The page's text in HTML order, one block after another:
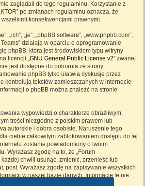
zaglądali do tego regulaminu. Korzystanie z
po zmianach regulaminu oznacza, że
konsekwencjami prawnymi.
„ich”, „je”, „phpBB software”, „www.phpbb.com”,
działają w oparciu o oprogramowanie
phpBB, która jest środowiskiem typu witryny
licencji „GNU General Public License v2” zwanej
jest dostępne do pobrania ze strony
phpBB tylko ułatwia dyskusje przez
kontrolują tekstów zamieszczanych w internecie
o phpBB można znaleźć na stronie
wypowiedzi o charakterze obraźliwym,
treści niezgodne z polskim prawem lub
autorskie i dobra osobiste. Naruszenie tego
ciebie całkowitym zablokowaniem dostępu do tej
zostanie powiadomiony o twoim
Wyrażasz zgodę na to, że „Forum
każdej chwili usunąć, zmienić, przenieść lub
post. Wyrażasz zgodę na zapisywanie wszystkich
w naszej bazie danych. Informacje te nie